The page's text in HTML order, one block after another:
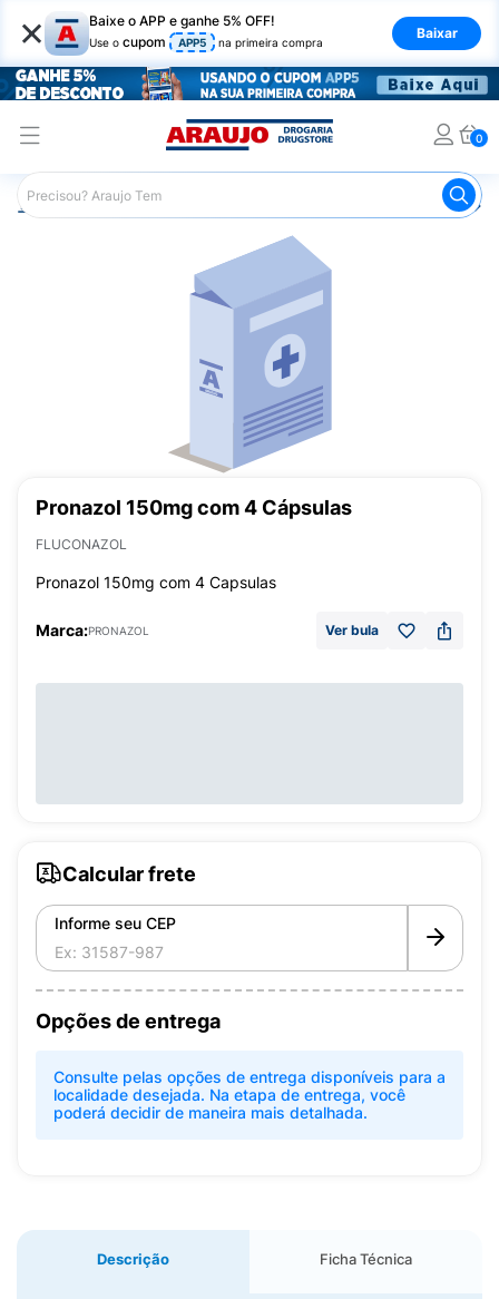
× Baixe o APP e ganhe 5% OFF!
Use o cupom APP5 na primeira compra
Baixar
0
Araujo Medicamentos Remédio para Pele e Mucosa
Pronazol 150mg com 4 Cápsulas
FLUCONAZOL
Pronazol 150mg com 4 Capsulas
Marca:PRONAZOL Ver bula
Calcular frete
Informe seu CEP
Opções de entrega
Consulte pelas opções de entrega disponíveis para a
localidade desejada. Na etapa de entrega, você
poderá decidir de maneira mais detalhada.
Descrição Ficha Técnica